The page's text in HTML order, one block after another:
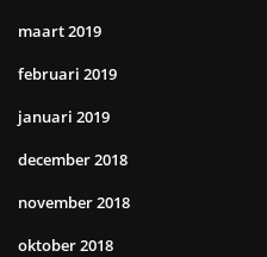
maart 2019
februari 2019
januari 2019
december 2018
november 2018
oktober 2018